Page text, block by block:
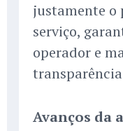
justamente o
serviço,
operador e
Avanços da